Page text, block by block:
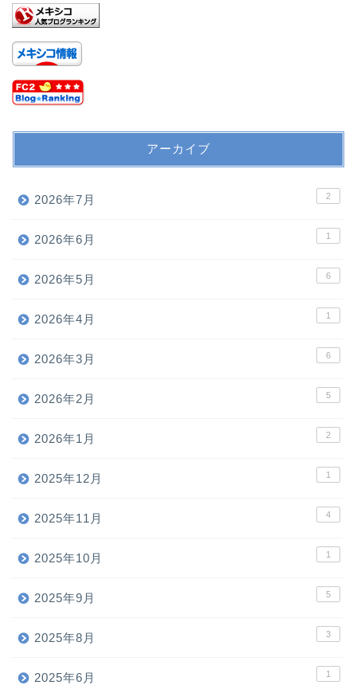
アーカイブ
2026年7月 2
2026年6月 1
2026年5月 6
2026年4月 1
2026年3月 6
2026年2月 5
2026年1月 2
2025年12月 1
2025年11月 4
2025年10月 1
2025年9月 5
2025年8月 3
2025年6月 1